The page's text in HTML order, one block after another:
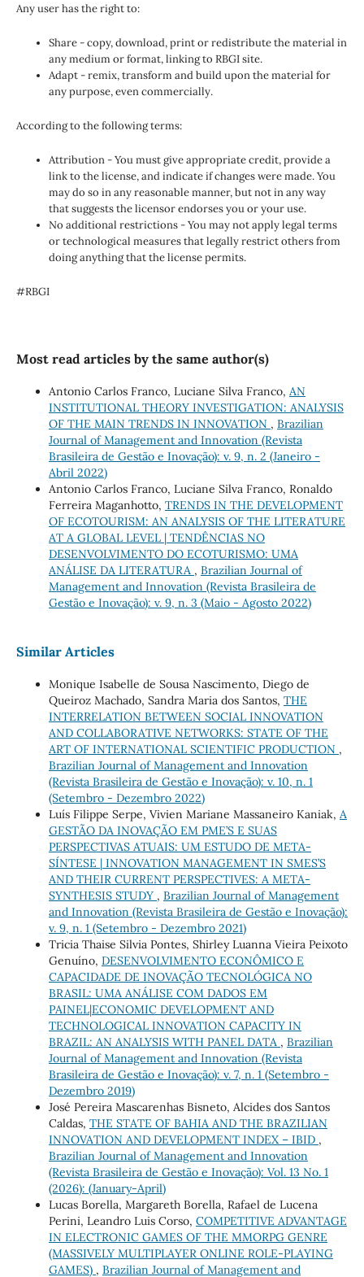
Any user has the right to:
Share - copy, download, print or redistribute the material in
any medium or format, linking to RBGI site.
Adapt - remix, transform and build upon the material for
any purpose, even commercially.
According to the following terms:
Attribution - You must give appropriate credit, provide a
link to the license, and indicate if changes were made. You
may do so in any reasonable manner, but not in any way
that suggests the licensor endorses you or your use.
No additional restrictions - You may not apply legal terms
or technological measures that legally restrict others from
doing anything that the license permits.
#RBGI
Most read articles by the same author(s)
Antonio Carlos Franco, Luciane Silva Franco, AN
INSTITUTIONAL THEORY INVESTIGATION: ANALYSIS
OF THE MAIN TRENDS IN INNOVATION , Brazilian
Journal of Management and Innovation (Revista
Brasileira de Gestão e Inovação): v. 9, n. 2 (Janeiro -
Abril 2022)
Antonio Carlos Franco, Luciane Silva Franco, Ronaldo
Ferreira Maganhotto, TRENDS IN THE DEVELOPMENT
OF ECOTOURISM: AN ANALYSIS OF THE LITERATURE
AT A GLOBAL LEVEL | TENDÊNCIAS NO
DESENVOLVIMENTO DO ECOTURISMO: UMA
ANÁLISE DA LITERATURA , Brazilian Journal of
Management and Innovation (Revista Brasileira de
Gestão e Inovação): v. 9, n. 3 (Maio - Agosto 2022)
Similar Articles
Monique Isabelle de Sousa Nascimento, Diego de
Queiroz Machado, Sandra Maria dos Santos, THE
INTERRELATION BETWEEN SOCIAL INNOVATION
AND COLLABORATIVE NETWORKS: STATE OF THE
ART OF INTERNATIONAL SCIENTIFIC PRODUCTION ,
Brazilian Journal of Management and Innovation
(Revista Brasileira de Gestão e Inovação): v. 10, n. 1
(Setembro - Dezembro 2022)
Luís Filippe Serpe, Vivien Mariane Massaneiro Kaniak, A
GESTÃO DA INOVAÇÃO EM PME’S E SUAS
PERSPECTIVAS ATUAIS: UM ESTUDO DE META-
SÍNTESE | INNOVATION MANAGEMENT IN SMES’S
AND THEIR CURRENT PERSPECTIVES: A META-
SYNTHESIS STUDY , Brazilian Journal of Management
and Innovation (Revista Brasileira de Gestão e Inovação):
v. 9, n. 1 (Setembro - Dezembro 2021)
Tricia Thaise Silvia Pontes, Shirley Luanna Vieira Peixoto
Genuíno, DESENVOLVIMENTO ECONÔMICO E
CAPACIDADE DE INOVAÇÃO TECNOLÓGICA NO
BRASIL: UMA ANÁLISE COM DADOS EM
PAINEL|ECONOMIC DEVELOPMENT AND
TECHNOLOGICAL INNOVATION CAPACITY IN
BRAZIL: AN ANALYSIS WITH PANEL DATA , Brazilian
Journal of Management and Innovation (Revista
Brasileira de Gestão e Inovação): v. 7, n. 1 (Setembro -
Dezembro 2019)
José Pereira Mascarenhas Bisneto, Alcides dos Santos
Caldas, THE STATE OF BAHIA AND THE BRAZILIAN
INNOVATION AND DEVELOPMENT INDEX – IBID ,
Brazilian Journal of Management and Innovation
(Revista Brasileira de Gestão e Inovação): Vol. 13 No. 1
(2026): (January-April)
Lucas Borella, Margareth Borella, Rafael de Lucena
Perini, Leandro Luis Corso, COMPETITIVE ADVANTAGE
IN ELECTRONIC GAMES OF THE MMORPG GENRE
(MASSIVELY MULTIPLAYER ONLINE ROLE-PLAYING
GAMES) , Brazilian Journal of Management and